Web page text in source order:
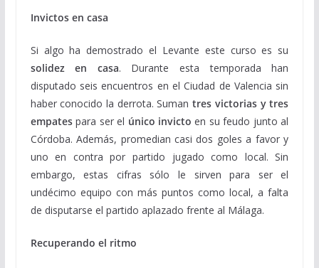
Invictos en casa
Si algo ha demostrado el Levante este curso es su
solidez en casa. Durante esta temporada han
disputado seis encuentros en el Ciudad de Valencia sin
haber conocido la derrota. Sumantres victorias y tres
empatespara ser el único invicto en su feudo junto al
Córdoba. Además, promedian casi dos goles a favor y
uno en contra por partido jugado como local. Sin
embargo, estas cifras sólo le sirven para ser el
undécimo equipo con más puntos como local, a falta
de disputarse el partido aplazado frente al Málaga.
Recuperando el ritmo